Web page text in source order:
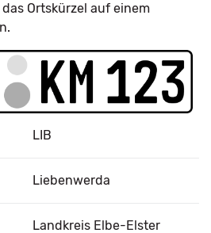
Ortskürzel auf einem
LIB
Liebenwerda
Landkreis Elbe-Elster